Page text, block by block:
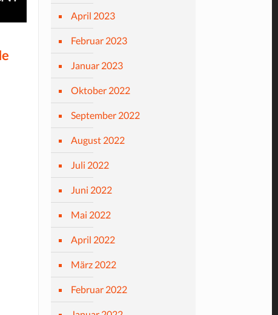
April 2023
Februar 2023
Januar 2023
Oktober 2022
September 2022
August 2022
Juli 2022
Juni 2022
Mai 2022
April 2022
März 2022
Februar 2022